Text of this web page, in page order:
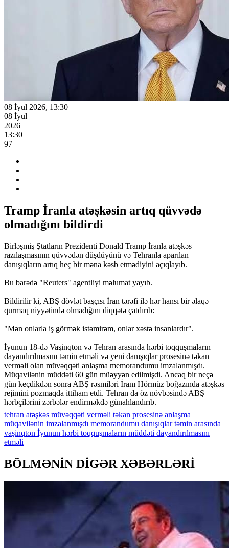
08 İyul 2026, 13:30
08 İyul
2026
13:30
97
Tramp İranla atəşkəsin artıq qüvvədə
olmadığını bildirdi
Birləşmiş Ştatların Prezidenti Donald Tramp İranla atəşkəs
razılaşmasının qüvvədən düşdüyünü və Tehranla aparılan
danışıqların artıq heç bir məna kəsb etmədiyini açıqlayıb.
Bu barədə "Reuters" agentliyi məlumat yayıb.
Bildirilir ki, ABŞ dövlət başçısı İran tərəfi ilə hər hansı bir əlaqə
qurmaq niyyətində olmadığını diqqətə çatdırıb:
"Mən onlarla iş görmək istəmirəm, onlar xəstə insanlardır".
İyunun 18-də Vaşinqton və Tehran arasında hərbi toqquşmaların
dayandırılmasını təmin etməli və yeni danışıqlar prosesinə təkan
verməli olan müvəqqəti anlaşma memorandumu imzalanmışdı.
Müqavilənin müddəti 60 gün müəyyən edilmişdi. Ancaq bir neçə
gün keçdikdən sonra ABŞ rəsmiləri İranı Hörmüz boğazında atəşkəs
rejimini pozmaqda ittiham etdi. Tehran da öz növbəsində ABŞ
hərbçilərini zərbələr endirməkdə günahlandırıb.
tehran atəşkəs müvəqqəti verməli təkan prosesinə anlaşma
müqavilənin imzalanmışdı memorandumu danışıqlartəmin arasında
vaşinqton İyunun hərbi toqquşmaların müddəti dayandırılmasını
etməli
BÖLMƏNİN DİGƏR XƏBƏRLƏRİ